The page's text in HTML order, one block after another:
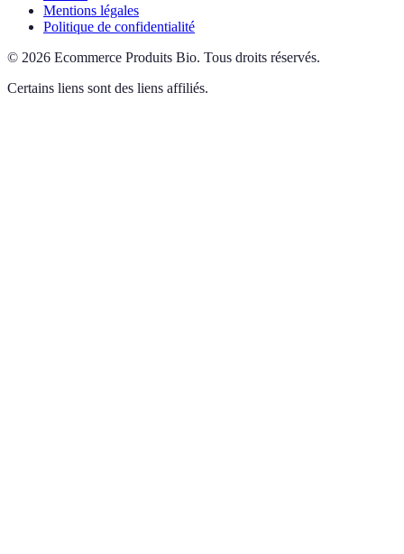
Mentions légales
Politique de confidentialité
© 2026 Ecommerce Produits Bio. Tous droits réservés.
Certains liens sont des liens affiliés.